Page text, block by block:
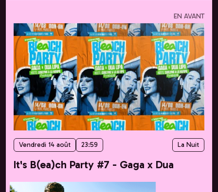
EN AVANT
Vendredi 14 août 23:59 La Nuit
It's B(ea)ch Party #7 - Gaga x Dua